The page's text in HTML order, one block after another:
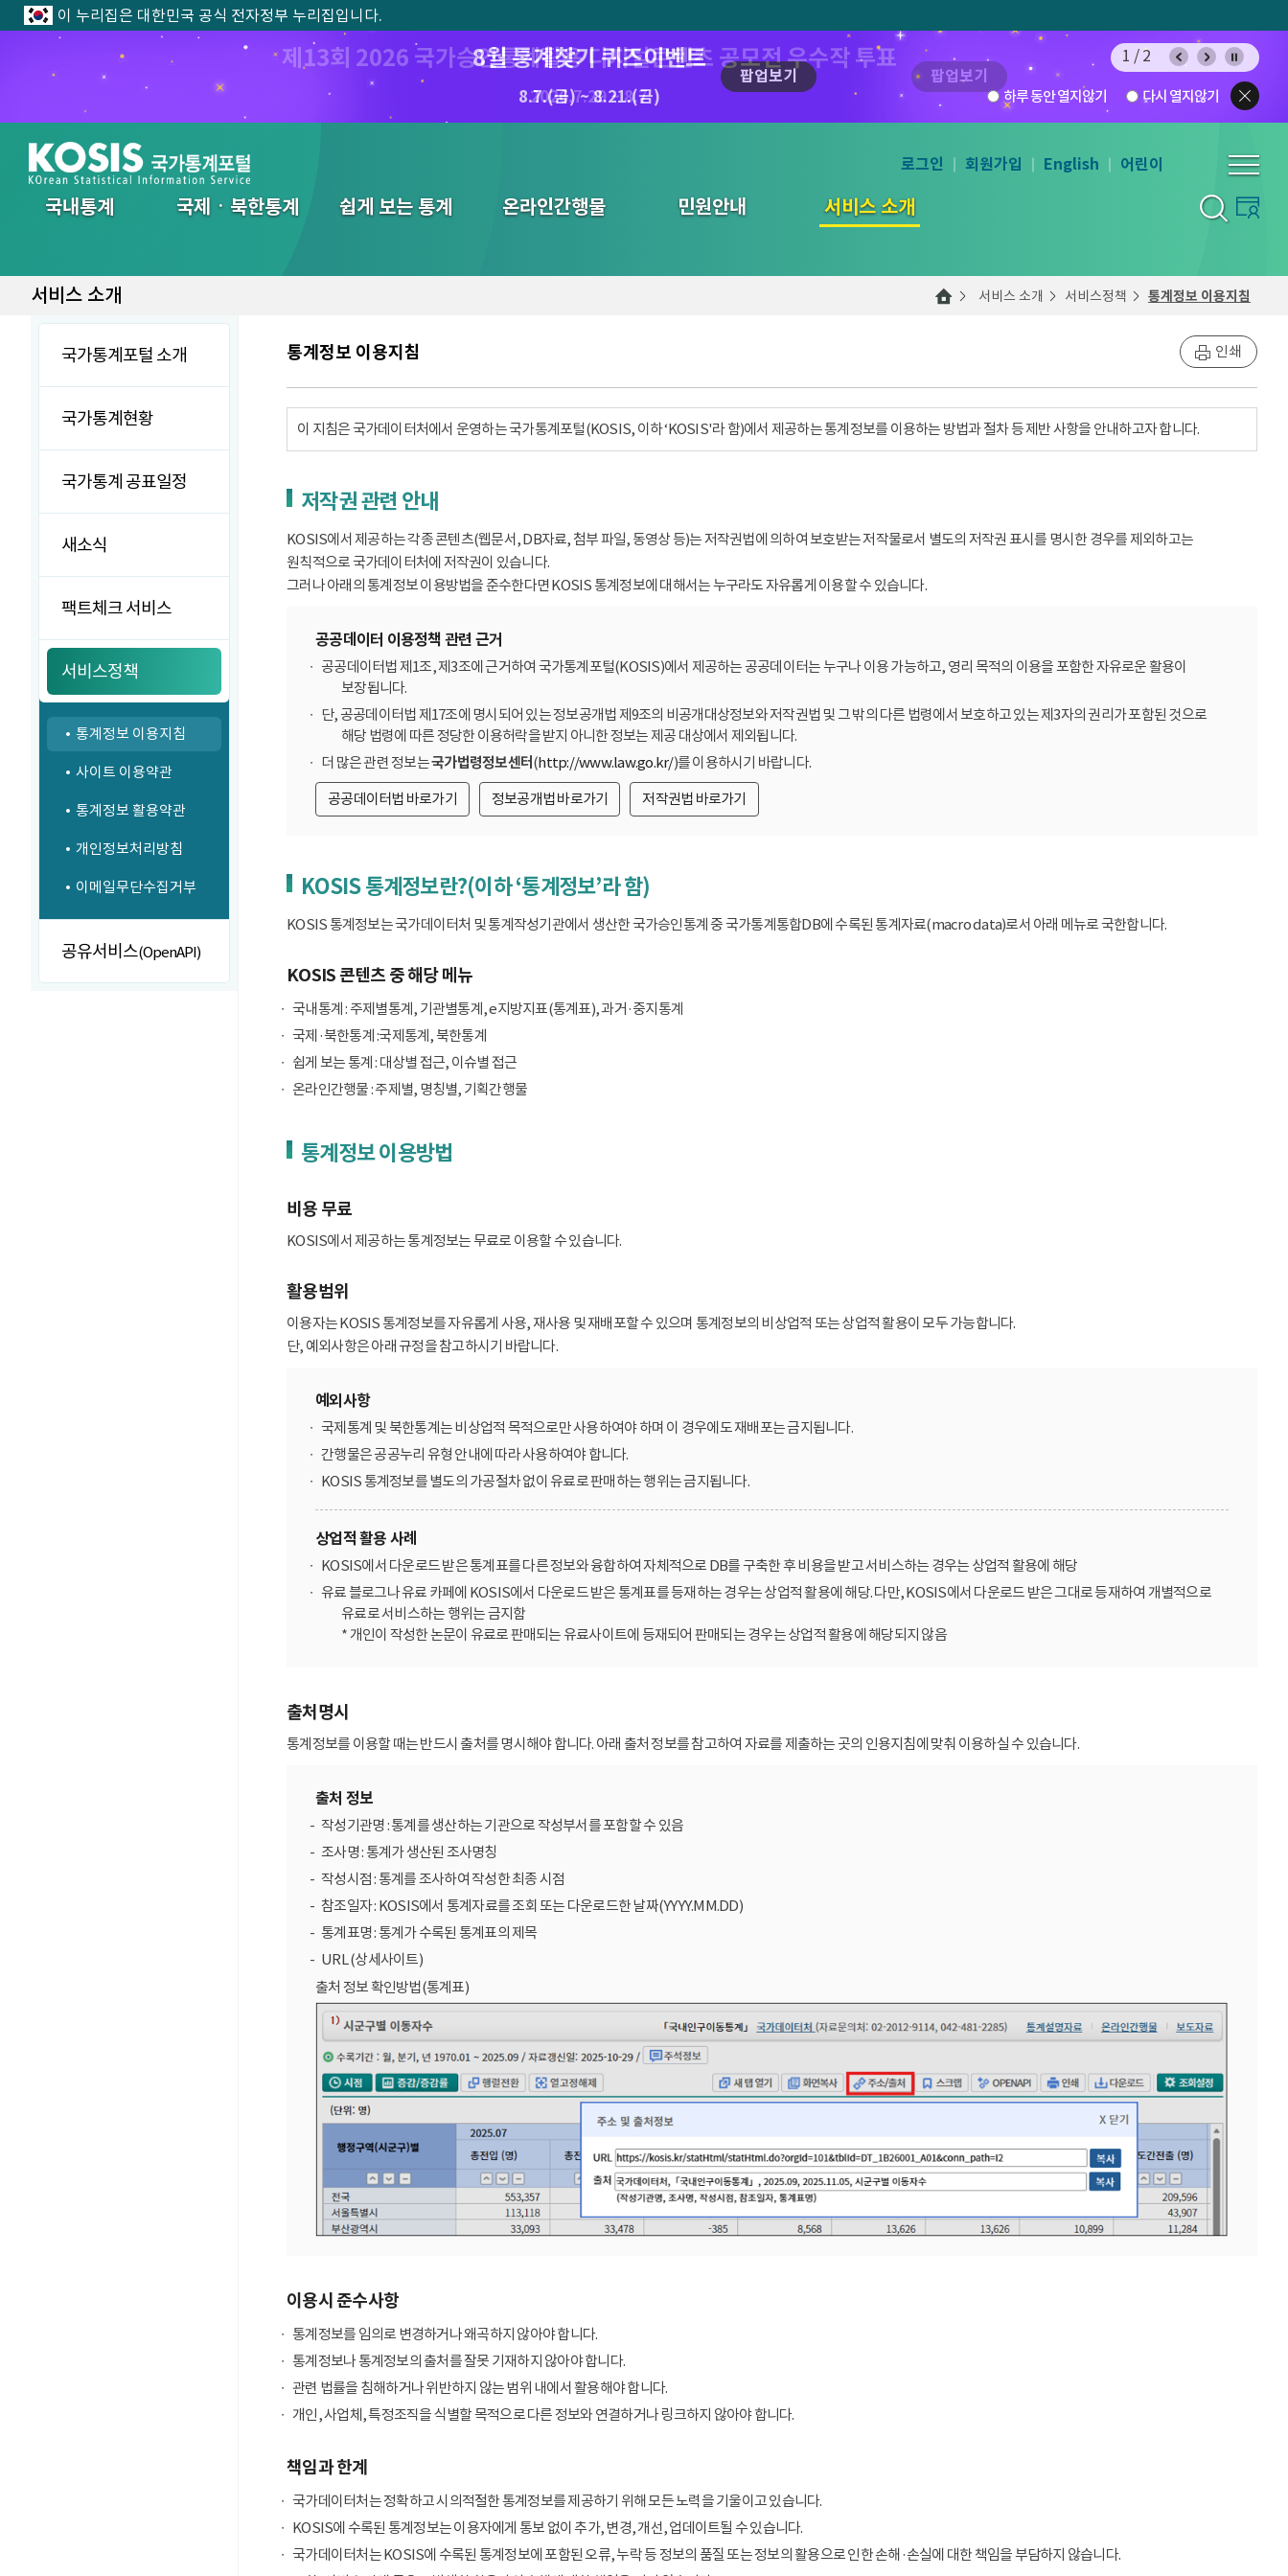
이 누리집은 대한민국 공식 전자정부 누리집입니다.
제13회 2026 국가승인통계활용 디지털콘텐츠 공모전 우수작 투표
2026.7.29 ~ 8.7
팝업보기
8월 통계찾기 퀴즈이벤트
8.7.(금) ~ 8.21.(금)
팝업보기
1/2
하루 동안 열지않기 다시 열지않기
국내통계 국제ㆍ북한통계 쉽게 보는 통계 온라인간행물 민원안내 서비스 소개
통합검색
로그인 회원가입 English 어린이
서비스 소개 서비스 소개 서비스정책 통계정보 이용지침
국가통계포털 소개
국가통계현황
국가통계 공표일정
새소식
팩트체크 서비스
서비스정책
통계정보 이용지침
사이트 이용약관
통계정보 활용약관
개인정보처리방침
이메일무단수집거부
공유서비스(OpenAPI)
통계정보 이용지침 인쇄
이 지침은 국가데이터처에서 운영하는 국가통계포털(KOSIS, 이하 ‘KOSIS'라 함)에서 제공하는 통계정보를 이용하는 방법과 절차 등 제반 사항을 안내하고자 합니다.
저작권 관련 안내
KOSIS에서 제공하는 각종 콘텐츠(웹문서, DB자료, 첨부 파일, 동영상 등)는 저작권법에 의하여 보호받는 저작물로서 별도의 저작권 표시를 명시한 경우를 제외하고는
원칙적으로 국가데이터처에 저작권이 있습니다.
그러나 아래의 통계정보 이용방법을 준수한다면 KOSIS 통계정보에 대해서는 누구라도 자유롭게 이용할 수 있습니다.
공공데이터 이용정책 관련 근거
공공데이터법 제1조, 제3조에 근거하여 국가통계포털(KOSIS)에서 제공하는 공공데이터는 누구나 이용 가능하고, 영리 목적의 이용을 포함한 자유로운 활용이
보장됩니다.
단, 공공데이터법 제17조에 명시되어 있는 정보공개법 제9조의 비공개대상정보와 저작권법 및 그 밖의 다른 법령에서 보호하고 있는 제3자의 권리가 포함된 것으로
해당 법령에 따른 정당한 이용허락을 받지 아니한 정보는 제공 대상에서 제외됩니다.
더 많은 관련 정보는국가법령정보센터(http://www.law.go.kr/)를 이용하시기 바랍니다.
공공데이터법 바로가기
정보공개법 바로가기 저작권법 바로가기
KOSIS 통계정보란?(이하 ‘통계정보’라 함)
KOSIS 통계정보는 국가데이터처 및 통계작성기관에서 생산한 국가승인통계 중 국가통계통합DB에 수록된 통계자료(macro data)로서 아래 메뉴로 국한합니다.
KOSIS 콘텐츠 중 해당 메뉴
국내통계 : 주제별통계, 기관별통계, e지방지표(통계표), 과거·중지통계
국제·북한통계 :국제통계, 북한통계
쉽게 보는 통계 : 대상별 접근, 이슈별 접근
온라인간행물 : 주제별, 명칭별, 기획간행물
통계정보 이용방법
비용 무료
KOSIS에서 제공하는 통계정보는 무료로 이용할 수 있습니다.
활용범위
이용자는 KOSIS 통계정보를 자유롭게 사용, 재사용 및 재배포할 수 있으며 통계정보의 비상업적 또는 상업적 활용이 모두 가능합니다.
단, 예외사항은 아래 규정을 참고하시기 바랍니다.
예외사항
국제통계 및 북한통계는 비상업적 목적으로만 사용하여야 하며 이 경우에도 재배포는 금지됩니다.
간행물은 공공누리 유형 안내에 따라 사용하여야 합니다.
KOSIS 통계정보를 별도의 가공절차 없이 유료로 판매하는 행위는 금지됩니다.
상업적 활용 사례
KOSIS에서 다운로드 받은 통계표를 다른 정보와 융합하여 자체적으로 DB를 구축한 후 비용을 받고 서비스하는 경우는 상업적 활용에 해당
유료 블로그나 유료 카페에 KOSIS에서 다운로드 받은 통계표를 등재하는 경우는 상업적 활용에 해당. 다만, KOSIS에서 다운로드 받은 그대로 등재하여 개별적으로
유료로 서비스하는 행위는 금지함
* 개인이 작성한 논문이 유료로 판매되는 유료사이트에 등재되어 판매되는 경우는 상업적 활용에 해당되지 않음
출처명시
통계정보를 이용할 때는 반드시 출처를 명시해야 합니다. 아래 출처 정보를 참고하여 자료를 제출하는 곳의 인용지침에 맞춰 이용하실 수 있습니다.
출처 정보
작성기관명 : 통계를 생산하는 기관으로 작성부서를 포함할 수 있음
조사명 : 통계가 생산된 조사명칭
작성시점 : 통계를 조사하여 작성한 최종 시점
참조일자 : KOSIS에서 통계자료를 조회 또는 다운로드한 날짜(YYYY.MM.DD)
통계표명 : 통계가 수록된 통계표의 제목
URL (상세사이트)
출처 정보 확인방법(통계표)
이용시 준수사항
통계정보를 임의로 변경하거나 왜곡하지 않아야 합니다.
통계정보나 통계정보의 출처를 잘못 기재하지 않아야 합니다.
관련 법률을 침해하거나 위반하지 않는 범위 내에서 활용해야 합니다.
개인, 사업체, 특정조직을 식별할 목적으로 다른 정보와 연결하거나 링크하지 않아야 합니다.
책임과 한계
국가데이터처는 정확하고 시의적절한 통계정보를 제공하기 위해 모든 노력을 기울이고 있습니다.
KOSIS에 수록된 통계정보는 이용자에게 통보 없이 추가, 변경, 개선, 업데이트될 수 있습니다.
국가데이터처는 KOSIS에 수록된 통계정보에 포함된 오류, 누락 등 정보의 품질 또는 정보의 활용으로 인한 손해·손실에 대한 책임을 부담하지 않습니다.